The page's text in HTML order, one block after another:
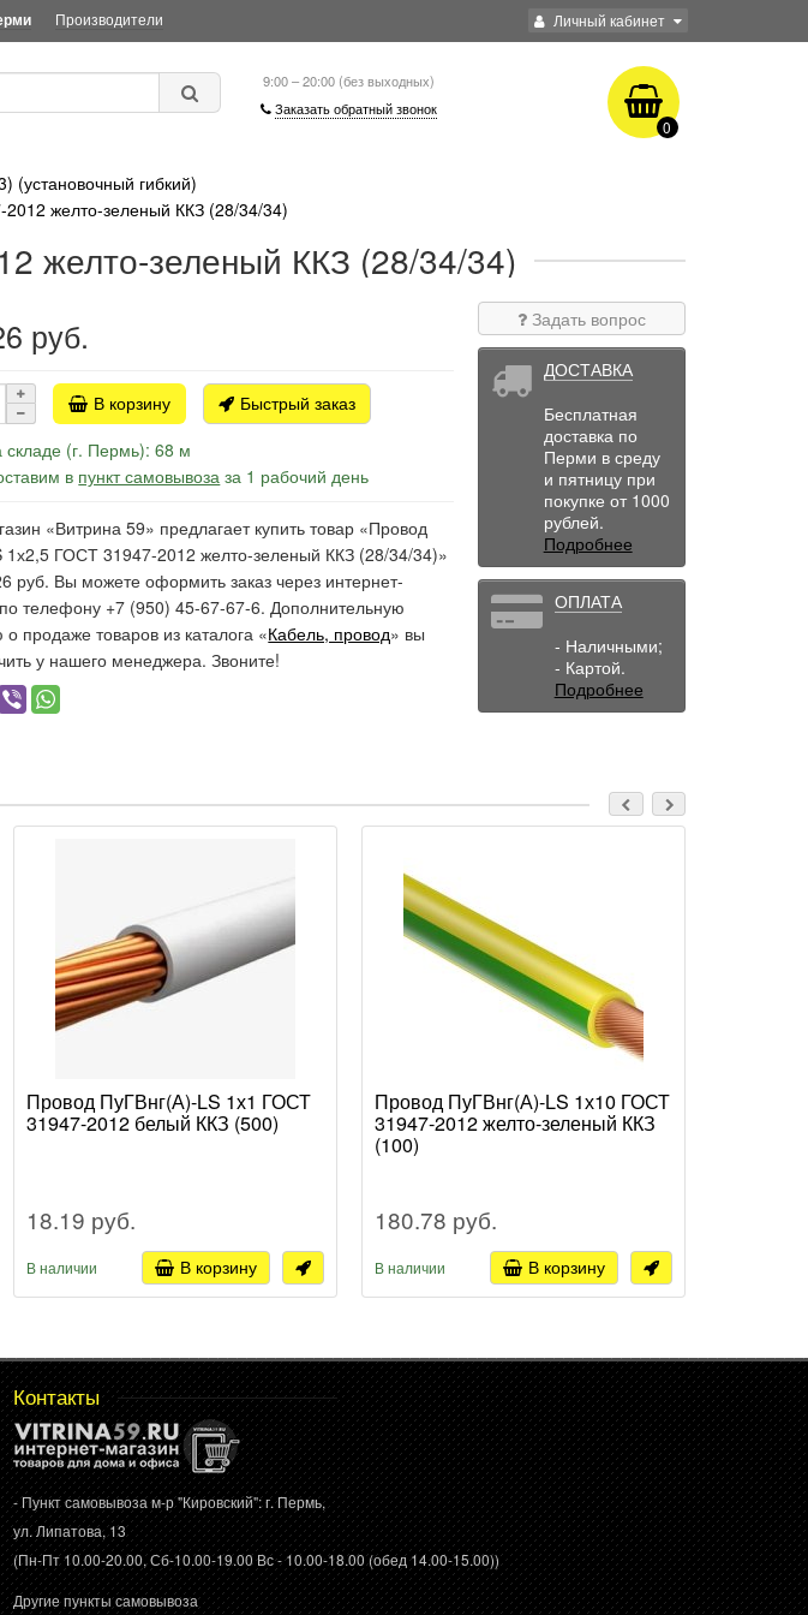
Личный кабинет
Производители
9:00 – 20:00 (без выходных)
Заказать обратный звонок
0
(установочный гибкий)
желто-зеленый ККЗ (28/34/34)
желто-зеленый ККЗ (28/34/34)
руб.
В корзину
Быстрый заказ
складе (г. Пермь): 68 м
в пункт самовывоза за 1 рабочий день
«Витрина 59» предлагает купить товар «Провод
1х2,5 ГОСТ 31947-2012 желто-зеленый ККЗ (28/34/34)»
руб. Вы можете оформить заказ через интернет-
телефону +7 (950) 45-67-67-6. Дополнительную
продаже товаров из каталога «Кабель, провод» вы
у нашего менеджера. Звоните!
Задать вопрос
ДОСТАВКА
Бесплатная
доставка по
Перми в среду
и пятницу при
покупке от 1000
рублей.
Подробнее
ОПЛАТА
- Наличными;
- Картой.
Подробнее
Провод ПуГВнг(А)-LS 1х1 ГОСТ
31947-2012 белый ККЗ (500)
18.19 руб.
В наличии В корзину
Провод ПуГВнг(А)-LS 1х10 ГОСТ
31947-2012 желто-зеленый ККЗ
(100)
180.78 руб.
В наличии В корзину
Контакты
- Пункт самовывоза м-р "Кировский": г. Пермь,
ул. Липатова, 13
(Пн-Пт 10.00-20.00, Сб-10.00-19.00 Вс - 10.00-18.00 (обед 14.00-15.00))
Другие пункты самовывоза